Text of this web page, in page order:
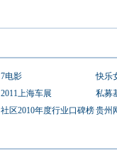
7电影
快乐
2011上海车展
私募
社区2010年度行业口碑榜贵州